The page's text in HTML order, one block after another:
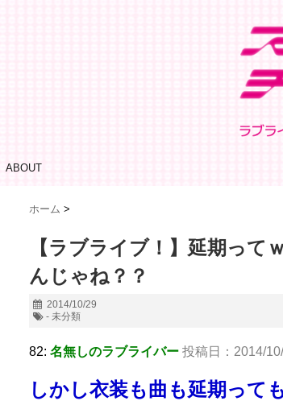
ABOUT
ホーム >
【ラブライブ！】延期って
んじゃね？？
2014/10/29
- 未分類
82: 名無しのラブライバー 投稿日：2014/
しかし衣装も曲も延期って